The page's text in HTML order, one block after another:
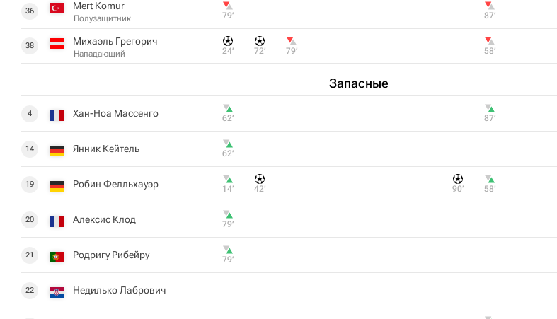
36 Mert Komur
Полузащитник 79‎’‎
38 Михаэль Грегорич
Нападающий 24‎’‎ 72‎’‎ 79‎’‎
Запасные
4 Хан-Ноа Массенго 62‎’‎
14 Янник Кейтель 62‎’‎
19 Робин Фелльхауэр 14‎’‎ 42‎’‎
20 Алексис Клод 79‎’‎
21 Родригу Рибейру 79‎’‎
22 Недилько Лабрович
87‎’‎
58‎’‎
87‎’‎
58‎’‎
90‎’‎